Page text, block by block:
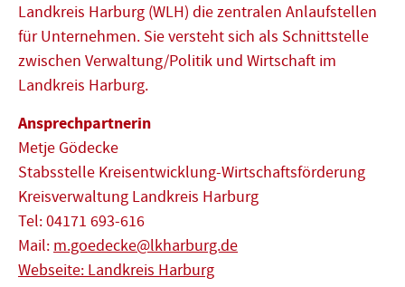
Landkreis Harburg (WLH) die zentralen Anlaufstellen
für Unternehmen. Sie versteht sich als Schnittstelle
zwischen Verwaltung/Politik und Wirtschaft im
Landkreis Harburg.
Ansprechpartnerin
Metje Gödecke
Stabsstelle Kreisentwicklung-Wirtschaftsförderung
Kreisverwaltung Landkreis Harburg
Tel: 04171 693-616
Mail: m.goedecke@lkharburg.de
Webseite: Landkreis Harburg